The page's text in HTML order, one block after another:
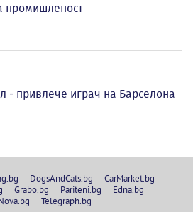
промишленост
- привлече играч на Барселона
DogsAndCats.bg
CarMarket.bg
Grabo.bg Pariteni.bg
Edna.bg
Telegraph.bg